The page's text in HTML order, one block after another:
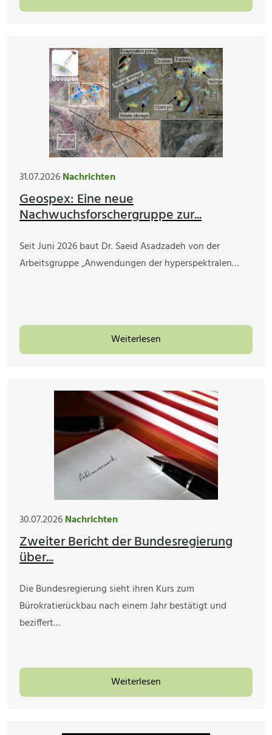
31.07.2026Nachrichten
Geospex: Eine neue
Nachwuchsforschergruppe zur...
Seit Juni 2026 baut Dr. Saeid Asadzadeh von der
Arbeitsgruppe „Anwendungen der hyperspektralen…
Weiterlesen
30.07.2026Nachrichten
Zweiter Bericht der Bundesregierung
über...
Die Bundesregierung sieht ihren Kurs zum
Bürokratierückbau nach einem Jahr bestätigt und
beziffert…
Weiterlesen